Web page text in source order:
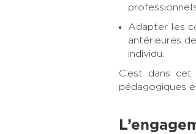
Adapter les
antérieures
individu.
C’est dans
pédagogiques